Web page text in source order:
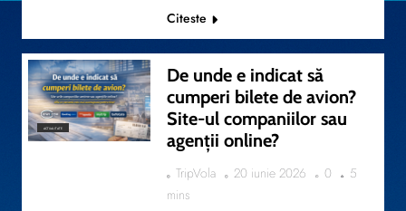
Citeste
ACTUALITATE
De unde e indicat să
cumperi bilete de avion?
Site-ul companiilor sau
agenții online?
TripVola 20 iunie 2026 0
5
mins